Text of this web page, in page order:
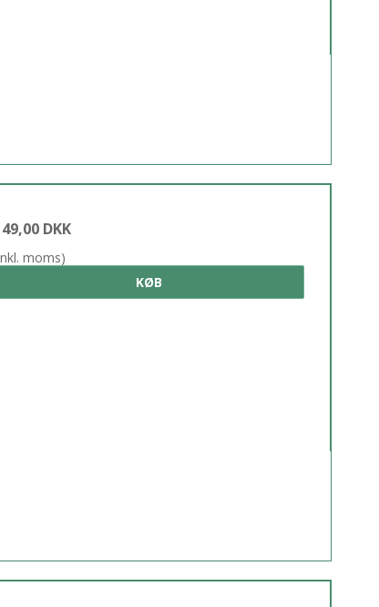
DKK
moms)
KØB